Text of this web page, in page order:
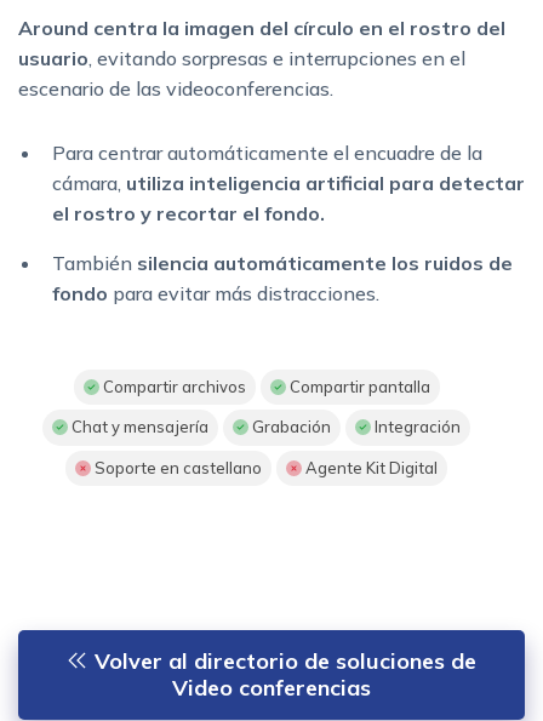
Around centra la imagen del círculo en el rostro del
usuario, evitando sorpresas e interrupciones en el
escenario de las videoconferencias.
Para centrar automáticamente el encuadre de la
cámara, utiliza inteligencia artificial para detectar
el rostro y recortar el fondo.
También silencia automáticamente los ruidos de
fondo para evitar más distracciones.
Compartir archivos Compartir pantalla
Chat y mensajería Grabación Integración
Soporte en castellano Agente Kit Digital
Volver al directorio de soluciones de
Video conferencias